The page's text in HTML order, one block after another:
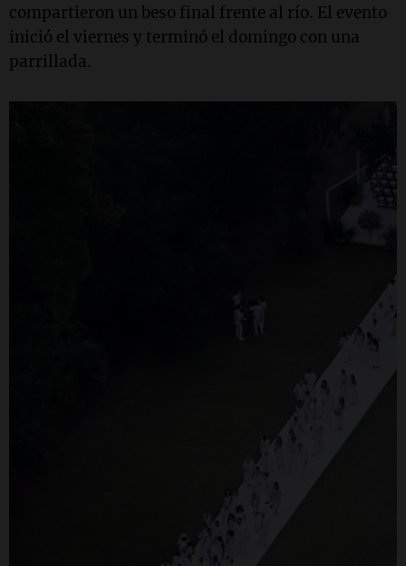
compartieron un beso final frente al río. El evento
inició el viernes y terminó el domingo con una
parrillada.